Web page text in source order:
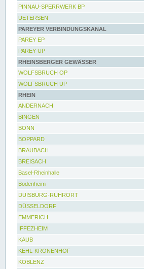
PINNAU-SPERRWERK BP
UETERSEN
PAREYER VERBINDUNGSKANAL
PAREY EP
PAREY UP
RHEINSBERGER GEWÄSSER
WOLFSBRUCH OP
WOLFSBRUCH UP
RHEIN
ANDERNACH
BINGEN
BONN
BOPPARD
BRAUBACH
BREISACH
Basel-Rheinhalle
Bodenheim
DUISBURG-RUHRORT
DÜSSELDORF
EMMERICH
IFFEZHEIM
KAUB
KEHL-KRONENHOF
KOBLENZ